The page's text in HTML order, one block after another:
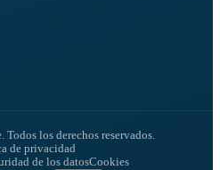
Todos los derechos reservados.
de privacidad
de los datosCookies